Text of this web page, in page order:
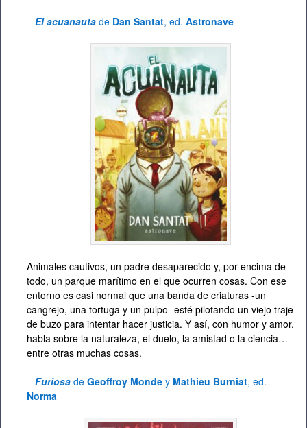
– El acuanauta de Dan Santat, ed. Astronave
Animales cautivos, un padre desaparecido y, por encima de
todo, un parque marítimo en el que ocurren cosas. Con ese
entorno es casi normal que una banda de criaturas -un
cangrejo, una tortuga y un pulpo- esté pilotando un viejo traje
de buzo para intentar hacer justicia. Y así, con humor y amor,
habla sobre la naturaleza, el duelo, la amistad o la ciencia…
entre otras muchas cosas.
– Furiosa de Geoffroy Monde y Mathieu Burniat, ed.
Norma